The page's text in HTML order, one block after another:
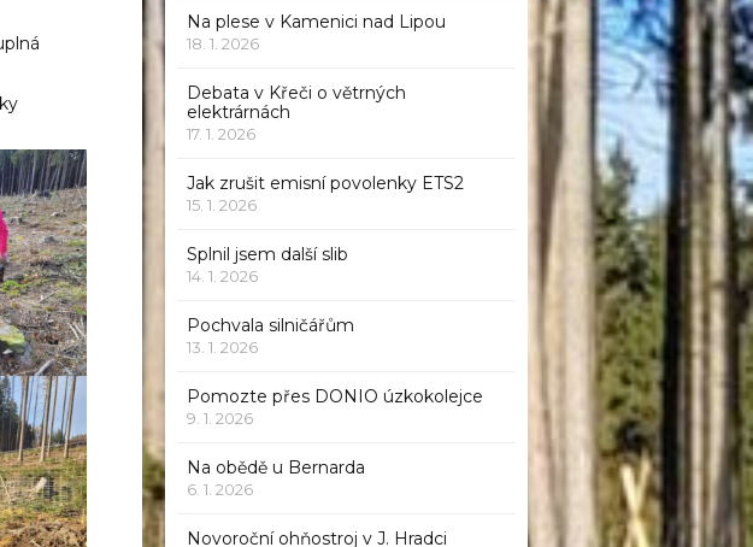
Na plese v Kamenici nad Lipou
18. 1. 2026
Debata v Křeči o větrných
elektrárnách
17. 1. 2026
Jak zrušit emisní povolenky ETS2
15. 1. 2026
Splnil jsem další slib
14. 1. 2026
Pochvala silničářům
13. 1. 2026
Pomozte přes DONIO úzkokolejce
9. 1. 2026
Na obědě u Bernarda
6. 1. 2026
Novoroční ohňostroj v J. Hradci